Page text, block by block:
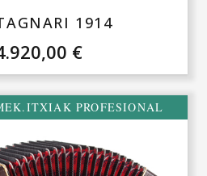
1914
€
PROFESIONAL